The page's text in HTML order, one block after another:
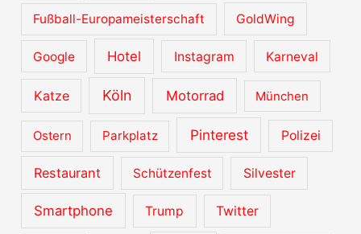
Fußball-Europameisterschaft GoldWing
Google Hotel Instagram Karneval
Katze Köln Motorrad München
Ostern Parkplatz Pinterest Polizei
Restaurant Schützenfest Silvester
Smartphone Trump Twitter